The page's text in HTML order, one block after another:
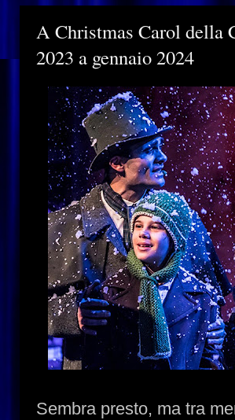
A Christmas Carol della
2023 a gennaio 2024
Sembra presto, ma tra